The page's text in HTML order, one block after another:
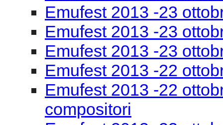
Emufest 2013 -23
Emufest 2013 -23
Emufest 2013 -23
Emufest 2013 -22
Emufest 2013 -22
compositori